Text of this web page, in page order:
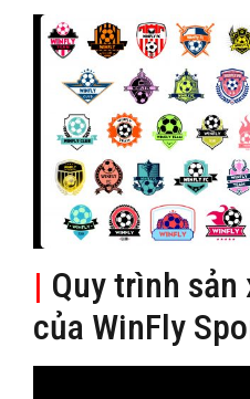
| Quy trình
của WinFly